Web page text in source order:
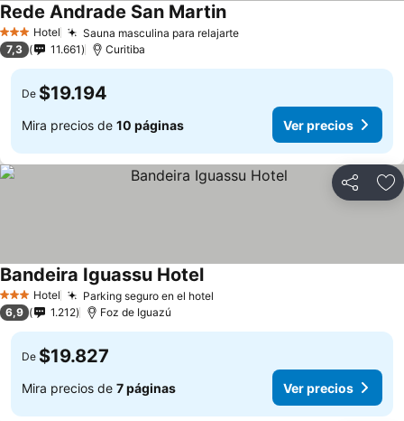
3 Estrellas
Hotel Sauna masculina para relajarte
Rede Andrade San Martin
7,3 11.661 Curitiba
De $19.194
Mira precios de 10 páginas Ver precios
Compartir
3 Estrellas
Hotel Parking seguro en el hotel
Bandeira Iguassu Hotel
6,9 1.212 Foz de Iguazú
De $19.827
Mira precios de 7 páginas Ver precios